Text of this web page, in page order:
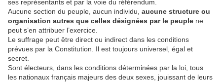
ses représentants et par la voie du référendum.
Aucune section du peuple, aucun individu, aucune structure ou
organisation autres que celles désignées par le peuple ne
peut s’en attribuer l’exercice.
Le suffrage peut être direct ou indirect dans les conditions
prévues par la Constitution. Il est toujours universel, égal et
secret.
Sont électeurs, dans les conditions déterminées par la loi, tous
les nationaux français majeurs des deux sexes, jouissant de leurs